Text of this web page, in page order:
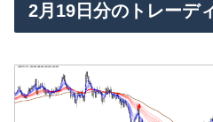
2月19日分のトレーデ